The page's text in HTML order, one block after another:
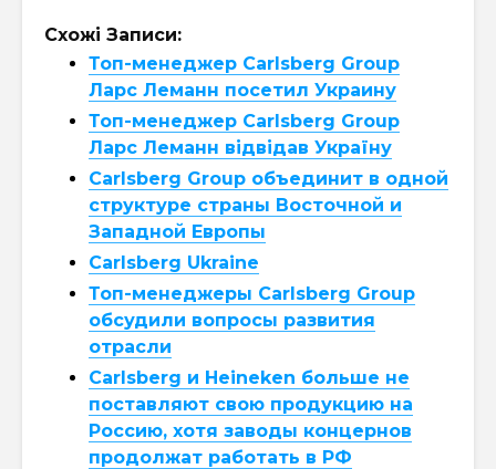
Схожі Записи:
Топ-менеджер Carlsberg Group
Ларс Леманн посетил Украину
Топ-менеджер Carlsberg Group
Ларс Леманн відвідав Україну
Carlsberg Group объединит в одной
структуре страны Восточной и
Западной Европы
Carlsberg Ukraine
Топ-менеджеры Carlsberg Group
обсудили вопросы развития
отрасли
Carlsberg и Heineken больше не
поставляют свою продукцию на
Россию, хотя заводы концернов
продолжат работать в РФ